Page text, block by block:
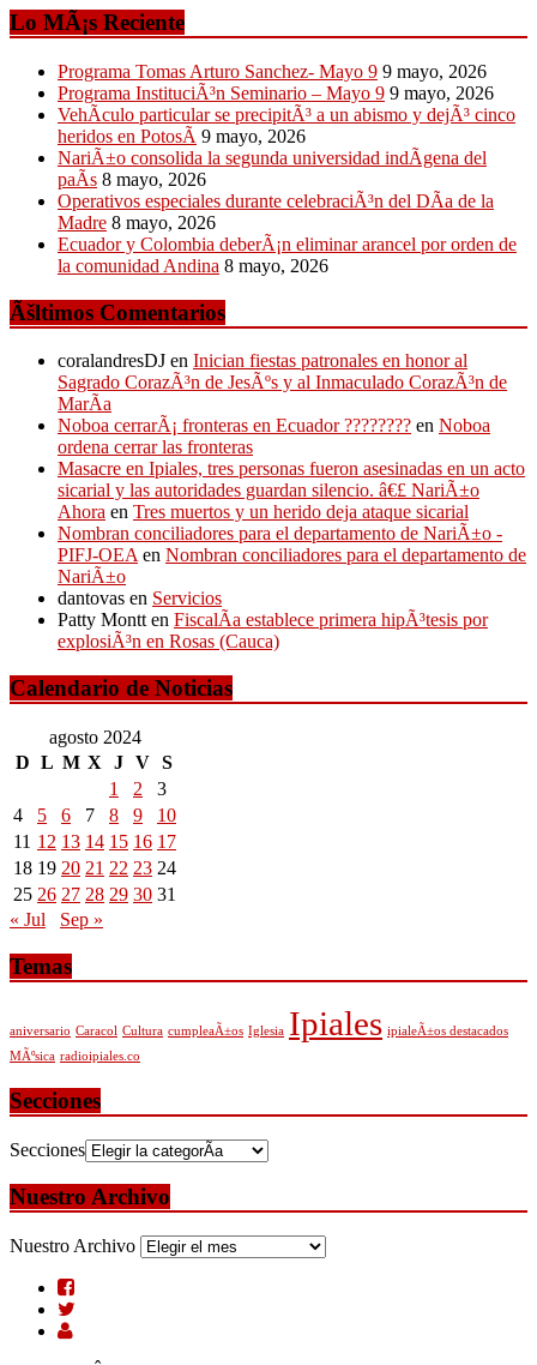
Lo MÃ¡s Reciente
Programa Tomas Arturo Sanchez- Mayo 9 9 mayo, 2026
Programa InstituciÃ³n Seminario – Mayo 9 9 mayo, 2026
VehÃ­culo particular se precipitÃ³ a un abismo y dejÃ³ cinco
heridos en PotosÃ­ 9 mayo, 2026
NariÃ±o consolida la segunda universidad indÃ­gena del
paÃ­s 8 mayo, 2026
Operativos especiales durante celebraciÃ³n del DÃ­a de la
Madre 8 mayo, 2026
Ecuador y Colombia deberÃ¡n eliminar arancel por orden de
la comunidad Andina 8 mayo, 2026
Ãšltimos Comentarios
coralandresDJ en Inician fiestas patronales en honor al
Sagrado CorazÃ³n de JesÃºs y al Inmaculado CorazÃ³n de
MarÃ­a
Noboa cerrarÃ¡ fronteras en Ecuador ???????? en Noboa
ordena cerrar las fronteras
Masacre en Ipiales, tres personas fueron asesinadas en un acto
sicarial y las autoridades guardan silencio. â€£ NariÃ±o
Ahora en Tres muertos y un herido deja ataque sicarial
Nombran conciliadores para el departamento de NariÃ±o -
PIFJ-OEAen Nombran conciliadores para el departamento de
NariÃ±o
dantovas en Servicios
Patty Montten FiscalÃ­a establece primera hipÃ³tesis por
explosiÃ³n en Rosas (Cauca)
Calendario de Noticias
agosto 2024
D L M X J V S
1
2
3
4
5 6 7 8 9
10
11 12 13 14 15 16 17
18 19 20 21 22 23 24
25 26 27 28 29 30 31
« Jul
Sep »
Temas
aniversario Caracol Cultura cumpleaÃ±os Iglesia Ipiales ipialeÃ±os destacados
MÃºsica radioipiales.co
Secciones
Secciones
Nuestro Archivo
Nuestro Archivo